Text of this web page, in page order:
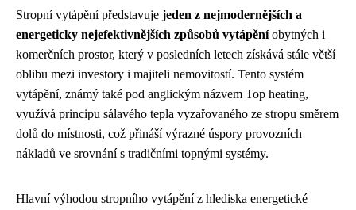
Stropní vytápění představuje jeden z nejmodernějších a
energeticky nejefektivnějších způsobů vytápěníobytných i
komerčních prostor, který v posledních letech získává stále větší
oblibu mezi investory i majiteli nemovitostí. Tento systém
vytápění, známý také pod anglickým názvem Top heating,
využívá principu sálavého tepla vyzařovaného ze stropu směrem
dolů do místnosti, což přináší výrazné úspory provozních
nákladů ve srovnání s tradičními topnými systémy.
Hlavní výhodou stropního vytápění z hlediska energetické